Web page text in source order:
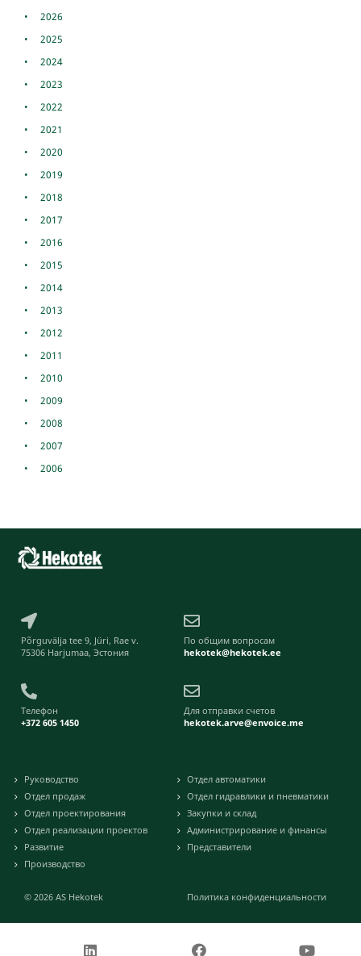
2026
2025
2024
2023
2022
2021
2020
2019
2018
2017
2016
2015
2014
2013
2012
2011
2010
2009
2008
2007
2006
Põrguvälja tee 9, Jüri, Rae v.
75306 Harjumaa, Эстония
Телефон
+372 605 1450
По общим вопросам
hekotek@hekotek.ee
Для отправки счетов
hekotek.arve@envoice.me
Руководство
Отдел продаж
Отдел проектирования
Отдел реализации проектов
Развитие
Производство
Отдел автоматики
Отдел гидравлики и пневматики
Закупки и склад
Администрирование и финансы
Представители
© 2026 AS Hekotek Политика конфиденциальности